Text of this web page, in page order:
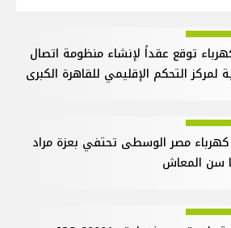
توقع عقداً لإنشاء منظومة اتصال
لمركز التحكم الإقليمي للقاهرة الكبرى
كهرباء مصر الوسطى تحتفي بعزة مراد
سن المعاش